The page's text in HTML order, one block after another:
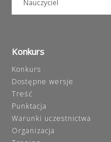
Nauczyciel
Konkurs
Konkurs
Dostępne wersje
Treść
Punktacja
Warunki uczestnictwa
Organizacja